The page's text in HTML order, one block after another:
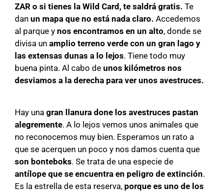
ZAR o si tienes la Wild Card, te saldrá gratis. Te
dan un mapa que no está nada claro. Accedemos
al parque y nos encontramos en un alto, donde se
divisa un amplio terreno verde con un gran lago y
las extensas dunas a lo lejos. Tiene todo muy
buena pinta. Al cabo de unos kilómetros nos
desviamos a la derecha para ver unos avestruces.
Hay una gran llanura done los avestruces pastan
alegremente. A lo lejos vemos unos animales que
no reconocemos muy bien. Esperamos un rato a
que se acerquen un poco y nos damos cuenta que
son bonteboks. Se trata de una especie de
antílope que se encuentra en peligro de extinción.
Es la estrella de esta reserva, porque es uno de los